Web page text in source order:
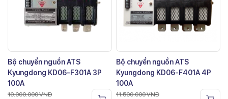
Bộ chuyển nguồn ATS
Kyungdong KD06-F301A 3P
100A
10.000.000VNĐ
Bộ chuyển nguồn ATS
Kyungdong KD06-F401A 4P
100A
11.500.000VNĐ